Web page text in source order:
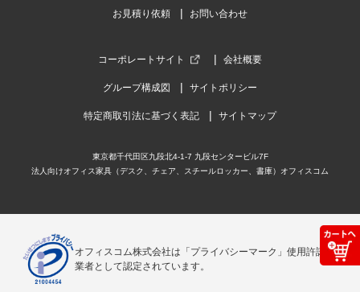
お見積り依頼 お問い合わせ
コーポレートサイト 会社概要
グループ構成図 サイトポリシー
特定商取引法に基づく表記 サイトマップ
東京都千代田区九段北4-1-7 九段センタービル7F
法人向けオフィス家具（デスク、チェア、スチールロッカー、書庫）オフィスコム
オフィスコム株式会社は「プライバシーマーク」使用許諾事
業者として認定されています。